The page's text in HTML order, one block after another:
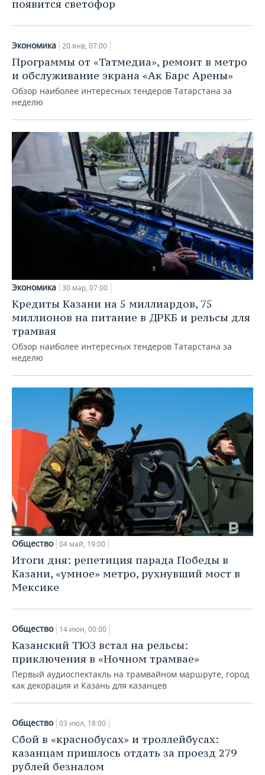
появится светофор
Экономика 20 янв, 07:00
Программы от «Татмедиа», ремонт в метро
и обслуживание экрана «Ак Барс Арены»
Обзор наиболее интересных тендеров Татарстана за
неделю
Экономика 30 мар, 07:00
Кредиты Казани на 5 миллиардов, 75
миллионов на питание в ДРКБ и рельсы для
трамвая
Обзор наиболее интересных тендеров Татарстана за
неделю
Общество 04 май, 19:00
Итоги дня: репетиция парада Победы в
Казани, «умное» метро, рухнувший мост в
Мексике
Общество 14 июн, 00:00
Казанский ТЮЗ встал на рельсы:
приключения в «Ночном трамвае»
Первый аудиоспектакль на трамвайном маршруте, город
как декорация и Казань для казанцев
Общество 03 июл, 18:00
Сбой в «краснобусах» и троллейбусах:
казанцам пришлось отдать за проезд 279
рублей безналом